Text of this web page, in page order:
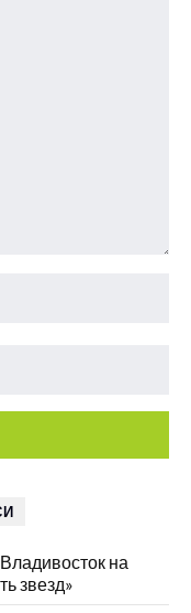
на
звезд»